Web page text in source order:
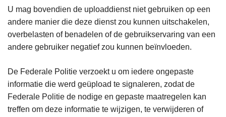
U mag bovendien de uploaddienst niet gebruiken op een
andere manier die deze dienst zou kunnen uitschakelen,
overbelasten of benadelen of de gebruikservaring van een
andere gebruiker negatief zou kunnen beïnvloeden.
De Federale Politie verzoekt u om iedere ongepaste
informatie die werd geüpload te signaleren, zodat de
Federale Politie de nodige en gepaste maatregelen kan
treffen om deze informatie te wijzigen, te verwijderen of